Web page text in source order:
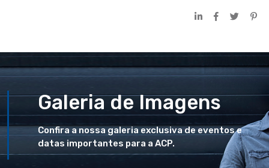
Galeria de Imagens
Confira a nossa galeria exclusiva de eventos e
datas importantes para a ACP.